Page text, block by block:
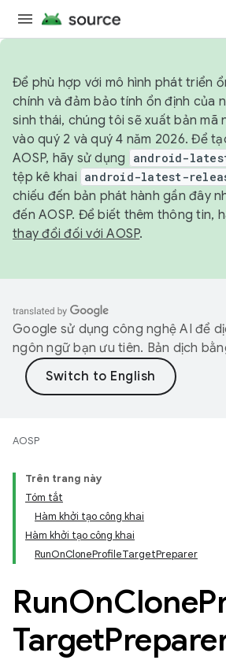
Để phù hợp với mô hình phát triển
chính và đảm bảo tính ổn định của
sinh thái, chúng tôi sẽ xuất bản mã
vào quý 2 và quý 4 năm 2026. Để
AOSP, hãy sử dụng
android-
tệp kê khai android-latest-
chiếu đến bản phát hành gần đây
đến AOSP. Để biết thêm thông tin,
thay đổi đối với AOSP.
Google sử dụng công nghệ AI để
ngôn ngữ bạn ưu tiên. Bản dịch
AOSP
Trên trang này
Tóm tắt
Hàm khởi tạo công khai
Hàm khởi tạo công khai
RunOnCloneProfileTargetPreparer
RunOnClone
Target